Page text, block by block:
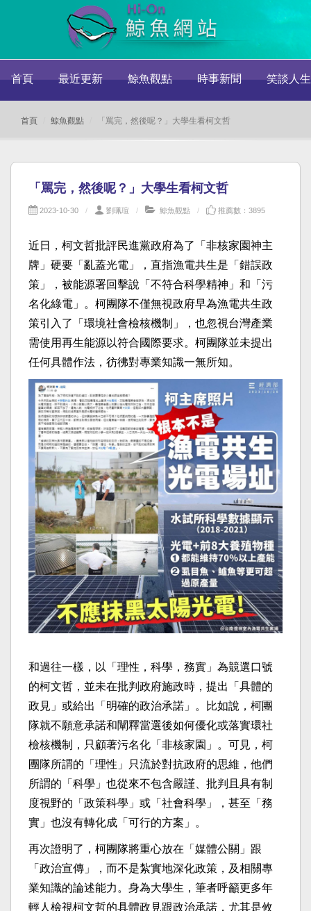
首頁 最近更新 鯨魚觀點 時事新聞 笑談人生
首頁 鯨魚觀點 「罵完，然後呢？」大學生看柯文哲
「罵完，然後呢？」大學生看柯文哲
2023-10-30 劉珮瑄 鯨魚觀點 推薦數：3895
近日，柯文哲批評民進黨政府為了「非核家園神主
牌」硬要「亂蓋光電」，直指漁電共生是「錯誤政
策」，被能源署回擊說「不符合科學精神」和「污
名化綠電」。柯團隊不僅無視政府早為漁電共生政
策引入了「環境社會檢核機制」，也忽視台灣產業
需使用再生能源以符合國際要求。柯團隊並未提出
任何具體作法，彷彿對專業知識一無所知。
和過往一樣，以「理性，科學，務實」為競選口號
的柯文哲，並未在批判政府施政時，提出「具體的
政見」或給出「明確的政治承諾」。比如說，柯團
隊就不願意承諾和闡釋當選後如何優化或落實環社
檢核機制，只顧著污名化「非核家園」。可見，柯
團隊所謂的「理性」只流於對抗政府的思維，他們
所謂的「科學」也從來不包含嚴謹、批判且具有制
度視野的「政策科學」或「社會科學」，甚至「務
實」也沒有轉化成「可行的方案」。
再次證明了，柯團隊將重心放在「媒體公關」跟
「政治宣傳」，而不是紮實地深化政策，及相關專
業知識的論述能力。身為大學生，筆者呼籲更多年
輕人檢視柯文哲的具體政見跟政治承諾，尤其是攸